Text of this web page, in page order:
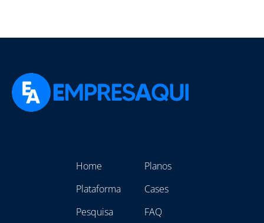
Home
Plataforma
Pesquisa
Planos
Cases
FAQ